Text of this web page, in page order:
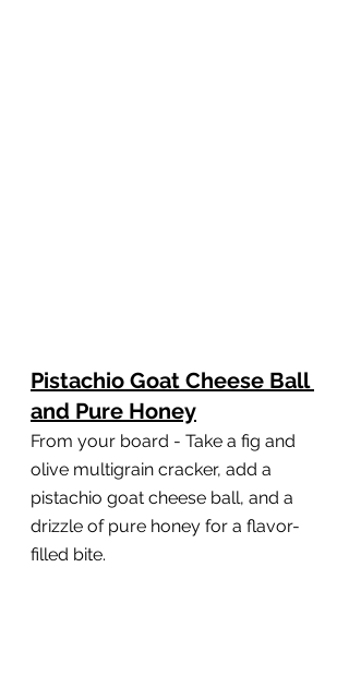
Pistachio Goat Cheese Ball
and Pure Honey
From your board - Take a fig and
olive multigrain cracker, add a
pistachio goat cheese ball, and a
drizzle of pure honey for a flavor-
filled bite.